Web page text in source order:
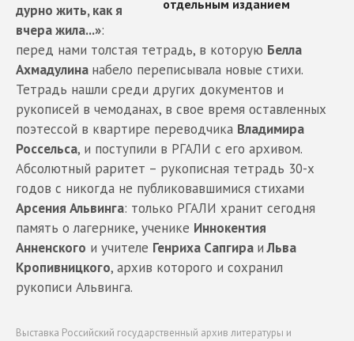
дурно жить, как я
вчера жила...»:
перед нами толстая тетрадь, в которую Белла
Ахмадулина набело переписывала новые стихи.
Тетрадь нашли среди других документов и
рукописей в чемоданах, в свое время оставленных
поэтессой в квартире переводчика Владимира
Россельса, и поступили в РГАЛИ с его архивом.
Абсолютный раритет – рукописная тетрадь 30-х
годов с никогда не публиковавшимися стихами
Арсения Альвинга: только РГАЛИ хранит сегодня
память о лагернике, ученике Иннокентия
Анненского и учителе Генриха Сапгира иЛьва
Кропивницкого, архив которого и сохранил
рукописи Альвинга.
Выставка Российский государственный архив литературы и